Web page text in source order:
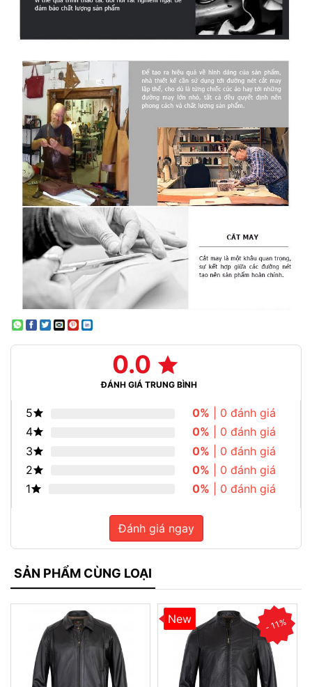
0.0
ĐÁNH GIÁ TRUNG BÌNH
5 0% | 0 đánh giá
4
0% | 0 đánh giá
3
0% | 0 đánh giá
2
0% | 0 đánh giá
1
0% | 0 đánh giá
Đánh giá ngay
SẢN PHẨM CÙNG LOẠI
New - 11%